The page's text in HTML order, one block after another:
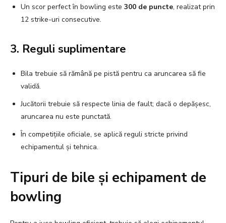
Un scor perfect în bowling este 300 de puncte, realizat prin
12 strike-uri consecutive.
3. Reguli suplimentare
Bila trebuie să rămână pe pistă pentru ca aruncarea să fie
validă.
Jucătorii trebuie să respecte linia de fault; dacă o depășesc,
aruncarea nu este punctată.
În competițiile oficiale, se aplică reguli stricte privind
echipamentul și tehnica.
Tipuri de bile și echipament de
bowling